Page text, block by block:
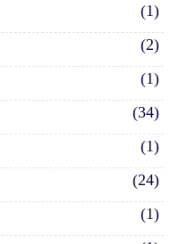
(1)
(2)
(1)
(34)
(1)
(24)
(1)